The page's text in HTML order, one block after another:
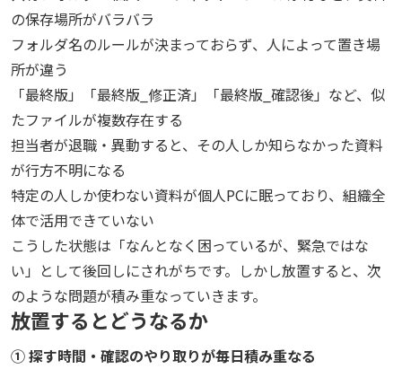
の保存場所がバラバラ
フォルダ名のルールが決まっておらず、人によって置き場
所が違う
「最終版」「最終版_修正済」「最終版_確認後」など、似
たファイルが複数存在する
担当者が退職・異動すると、その人しか知らなかった資料
が行方不明になる
特定の人しか使わない資料が個人PCに眠っており、組織全
体で活用できていない
こうした状態は「なんとなく困っているが、緊急ではな
い」として後回しにされがちです。しかし放置すると、次
のような問題が積み重なっていきます。
放置するとどうなるか
① 探す時間・確認のやり取りが毎日積み重なる